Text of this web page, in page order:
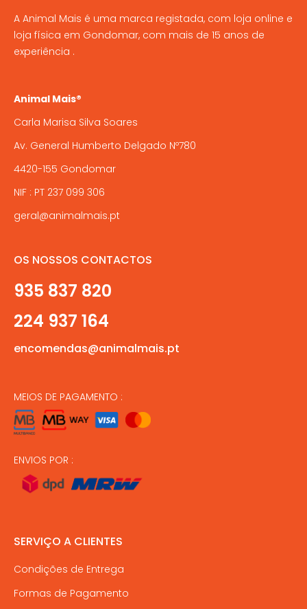
A Animal Mais é uma marca registada, com loja online e
loja física em Gondomar, com mais de 15 anos de
experiência .
Animal Mais®
Carla Marisa Silva Soares
Av. General Humberto Delgado Nº780
4420-155 Gondomar
NIF : PT 237 099 306
geral@animalmais.pt
OS NOSSOS CONTACTOS
935 837 820
224 937 164
encomendas@animalmais.pt
MEIOS DE PAGAMENTO :
ENVIOS POR :
SERVIÇO A CLIENTES
Condições de Entrega
Formas de Pagamento